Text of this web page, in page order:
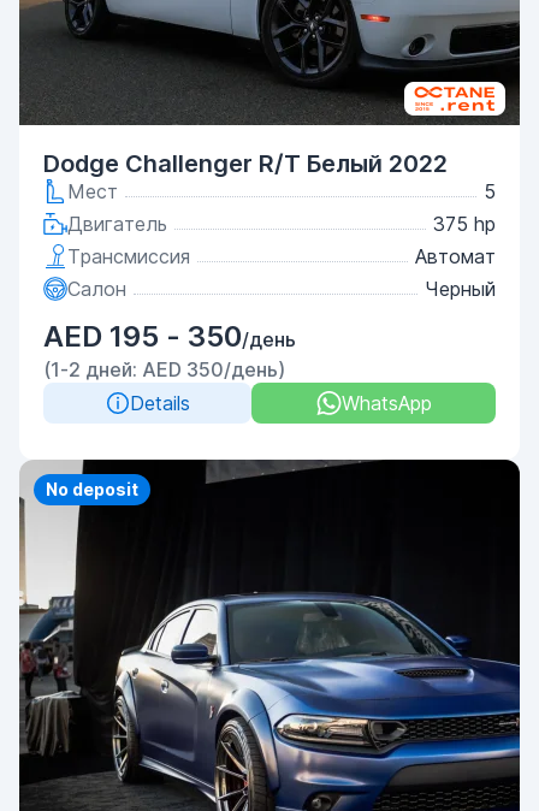
Dodge Challenger R/T Белый 2022
Мест
5
Двигатель
375 hp
Трансмиссия
Автомат
Салон
Черный
AED 195 - 350/день
(1-2 дней: AED 350/день)
Details
WhatsApp
Priority
No deposit